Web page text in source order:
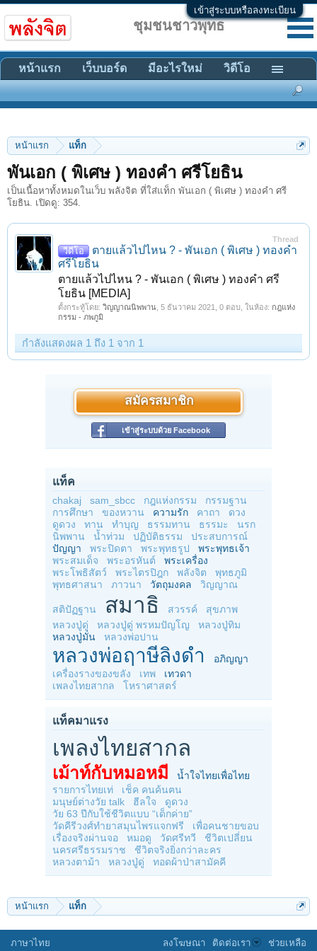
เข้าสู่ระบบหรือลงทะเบียน
หน้าแรก แท็ก
พันเอก ( พิเศษ ) ทองคำ ศรีโยธิน
เป็นเนื้อหาทั้งหมดในเว็บ พลังจิต ที่ใส่แท็ก พันเอก ( พิเศษ ) ทองคำ ศรี
โยธิน. เปิดดู: 354.
Thread
วีดีโอ
ตายแล้วไปไหน ? - พันเอก ( พิเศษ ) ทองคำ
ศรีโยธิน
ตายแล้วไปไหน ? - พันเอก ( พิเศษ ) ทองคำ ศรี
โยธิน [MEDIA]
ตั้งกระทู้โดย: วิญญาณนิพพาน 5 ธันวาคม 2021 , 0 ตอบ, ในห้อง: กฎแห่ง
กรรม - ภพภูมิ
กำลังแสดงผล 1 ถึง 1 จาก 1
สมัครสมาชิก
เข้าสู่ระบบด้วย Facebook
แท็ค
chakaj sam_sbcc กฎแห่งกรรม
กรรมฐาน
การศึกษา
ของหวาน ความรัก คาถา
ดวง
ดูดวง
ทาน ทำบุญ ธรรมทาน ธรรมะ
นรก
นิพพาน
น้ำท่วม ปฏิบัติธรรม
ประสบการณ์
ปัญญา
พระปิดตา พระพุทธรูป
พระพุทธเจ้า
พระสมเด็จ
พระอรหันต์
พระเครื่อง
พระโพธิสัตว์
พระไตรปิฎก พลังจิต
พุทธภูมิ
พุทธศาสนา
ภาวนา วัตถุมงคล วิญญาณ
สติปัฏฐาน สมาธิ สวรรค์
สุขภาพ
หลวงปู่ดู่
หลวงปู่ดู่ พรหมปัญโญ
หลวงปู่ทิม
หลวงปู่มั่น
หลวงพ่อปาน
หลวงพ่อฤาษีลิงดำ
อภิญญา
เครื่องรางของขลัง
เทพ
เทวดา
เพลงไทยสากล
โหราศาสตร์
แท็คมาแรง
เพลงไทยสากล
เม้าท์กับหมอหมี
น้ำใจไทยเพื่อไทย
รายการไทยเท่
เช็ค คนค้นฅน
มนุษย์ต่างวัย talk
ฮีลใจ
ดูดวง
วัย 63 ปีกับใช้ชีวิตแบบ “เด็กค่าย”
วัดคีรีวงศ์ทำยาสมุนไพรแจกฟรี
เพื่อคนชายขอบ
เรื่องจริงผ่านจอ
หมอดู วัดศรีทวี
ชีวิตเปลี่ยน
นครศรีธรรมราช
ชีวิตจริงยิ่งกว่าละคร
หลวงตาม้า
หลวงปู่ดู่ ทอดผ้าป่าสามัคคี
หน้าแรก แท็ก
ชุมชนชาวพุทธ
หน้าแรก เว็บบอร์ด มีอะไรใหม่ วิดีโอ
ภาษาไทย ลงโฆษณา ติดต่อเรา ช่วยเหลือ